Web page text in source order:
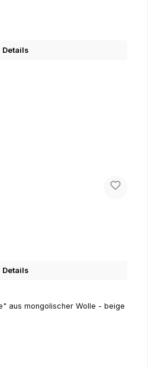
Details
Details